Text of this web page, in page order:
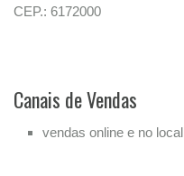
CEP.: 6172000
Canais de Vendas
vendas online e no local